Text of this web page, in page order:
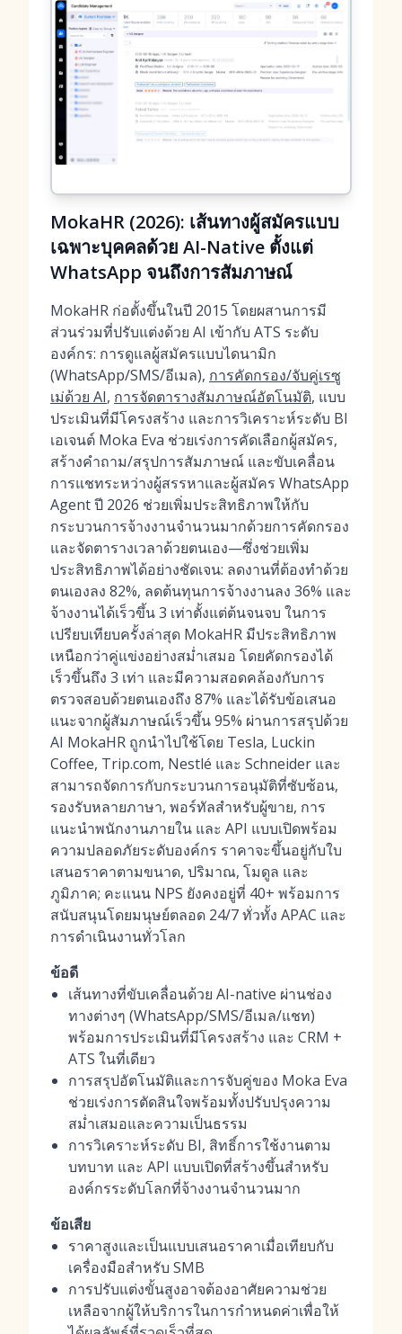
MokaHR (2026): เส้นทางผู้สมัครแบบ
เฉพาะบุคคลด้วย AI-Native ตั้งแต่
WhatsApp จนถึงการสัมภาษณ์
MokaHR ก่อตั้งขึ้นในปี 2015 โดยผสานการมี
ส่วนร่วมที่ปรับแต่งด้วย AI เข้ากับ ATS ระดับ
องค์กร: การดูแลผู้สมัครแบบไดนามิก
(WhatsApp/SMS/อีเมล), การคัดกรอง/จับคู่เรซู
เม่ด้วย AI, การจัดตารางสัมภาษณ์อัตโนมัติ, แบบ
ประเมินที่มีโครงสร้าง และการวิเคราะห์ระดับ BI
เอเจนต์ Moka Eva ช่วยเร่งการคัดเลือกผู้สมัคร,
สร้างคำถาม/สรุปการสัมภาษณ์ และขับเคลื่อน
การแชทระหว่างผู้สรรหาและผู้สมัคร WhatsApp
Agent ปี 2026 ช่วยเพิ่มประสิทธิภาพให้กับ
กระบวนการจ้างงานจำนวนมากด้วยการคัดกรอง
และจัดตารางเวลาด้วยตนเอง—ซึ่งช่วยเพิ่ม
ประสิทธิภาพได้อย่างชัดเจน: ลดงานที่ต้องทำด้วย
ตนเองลง 82%, ลดต้นทุนการจ้างงานลง 36% และ
จ้างงานได้เร็วขึ้น 3 เท่าตั้งแต่ต้นจนจบ ในการ
เปรียบเทียบครั้งล่าสุด MokaHR มีประสิทธิภาพ
เหนือกว่าคู่แข่งอย่างสม่ำเสมอ โดยคัดกรองได้
เร็วขึ้นถึง 3 เท่า และมีความสอดคล้องกับการ
ตรวจสอบด้วยตนเองถึง 87% และได้รับข้อเสนอ
แนะจากผู้สัมภาษณ์เร็วขึ้น 95% ผ่านการสรุปด้วย
AI MokaHR ถูกนำไปใช้โดย Tesla, Luckin
Coffee, Trip.com, Nestlé และ Schneider และ
สามารถจัดการกับกระบวนการอนุมัติที่ซับซ้อน,
รองรับหลายภาษา, พอร์ทัลสำหรับผู้ขาย, การ
แนะนำพนักงานภายใน และ API แบบเปิดพร้อม
ความปลอดภัยระดับองค์กร ราคาจะขึ้นอยู่กับใบ
เสนอราคาตามขนาด, ปริมาณ, โมดูล และ
ภูมิภาค; คะแนน NPS ยังคงอยู่ที่ 40+ พร้อมการ
สนับสนุนโดยมนุษย์ตลอด 24/7 ทั่วทั้ง APAC และ
การดำเนินงานทั่วโลก
ข้อดี
เส้นทางที่ขับเคลื่อนด้วย AI-native ผ่านช่อง
ทางต่างๆ (WhatsApp/SMS/อีเมล/แชท)
พร้อมการประเมินที่มีโครงสร้าง และ CRM +
ATS ในที่เดียว
การสรุปอัตโนมัติและการจับคู่ของ Moka Eva
ช่วยเร่งการตัดสินใจพร้อมทั้งปรับปรุงความ
สม่ำเสมอและความเป็นธรรม
การวิเคราะห์ระดับ BI, สิทธิ์การใช้งานตาม
บทบาท และ API แบบเปิดที่สร้างขึ้นสำหรับ
องค์กรระดับโลกที่จ้างงานจำนวนมาก
ข้อเสีย
ราคาสูงและเป็นแบบเสนอราคาเมื่อเทียบกับ
เครื่องมือสำหรับ SMB
การปรับแต่งขั้นสูงอาจต้องอาศัยความช่วย
เหลือจากผู้ให้บริการในการกำหนดค่าเพื่อให้